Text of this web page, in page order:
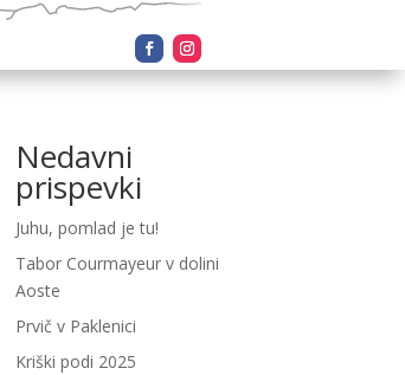
Nedavni
prispevki
Juhu, pomlad je tu!
Tabor Courmayeur v dolini
Aoste
Prvič v Paklenici
Kriški podi 2025